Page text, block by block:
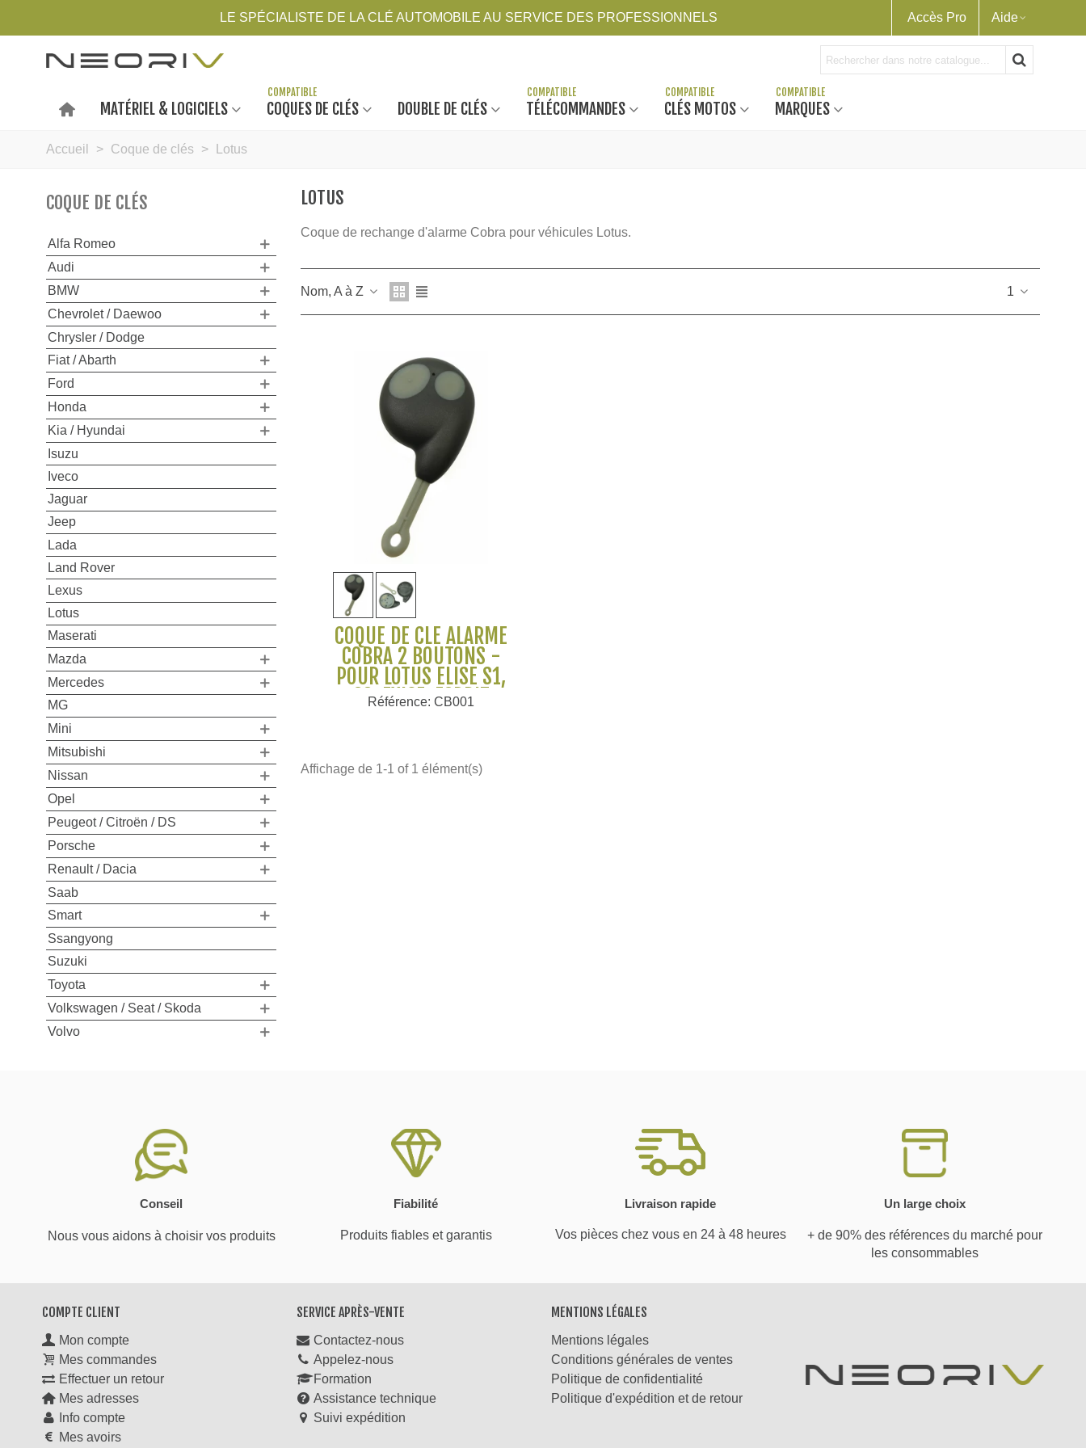
LE SPÉCIALISTE DE LA CLÉ AUTOMOBILE AU SERVICE DES PROFESSIONNELS Accès Pro Aide
MATÉRIEL & LOGICIELS COQUES DE CLÉS DOUBLE DE CLÉS TÉLÉCOMMANDES CLÉS MOTOS MARQUES
Accueil > Coque de clés > Lotus
COQUE DE CLÉS
Alfa Romeo
Audi
BMW
Chevrolet / Daewoo
Chrysler / Dodge
Fiat / Abarth
Ford
Honda
Kia / Hyundai
Isuzu
Iveco
Jaguar
Jeep
Lada
Land Rover
Lexus
Lotus
Maserati
Mazda
Mercedes
MG
Mini
Mitsubishi
Nissan
Opel
Peugeot / Citroën / DS
Porsche
Renault / Dacia
Saab
Smart
Ssangyong
Suzuki
Toyota
Volkswagen / Seat / Skoda
Volvo
LOTUS
Coque de rechange d'alarme Cobra pour véhicules Lotus.
Nom, A à Z 1
Voir plus
COQUE DE CLÉ ALARME
COBRA 2 BOUTONS -
POUR LOTUS ELISE S1,
S2, EXIGE, ESPRIT
Référence: CB001
Affichage de 1-1 of 1 élément(s)
Conseil Fiabilité Livraison rapide Un large choix
Nous vous aidons à choisir vos produits Produits fiables et garantis Vos pièces chez vous en 24 à 48 heures
+ de 90% des références du marché pour
les consommables
COMPTE CLIENT
Mon compte
Mes commandes
Effectuer un retour
Mes adresses
Info compte
Mes avoirs
SERVICE APRÈS-VENTE
Contactez-nous
Appelez-nous
Formation
Assistance technique
Suivi expédition
MENTIONS LÉGALES
Mentions légales
Conditions générales de ventes
Politique de confidentialité
Politique d'expédition et de retour